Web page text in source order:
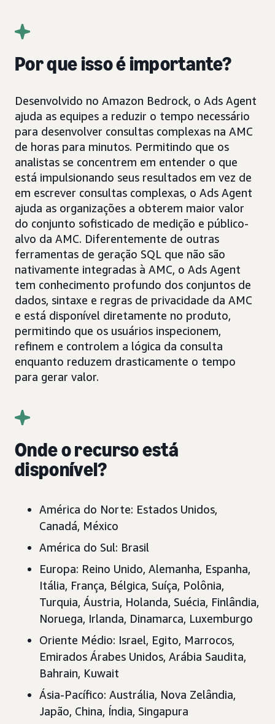
Por que isso é importante?
Desenvolvido no Amazon Bedrock, o Ads Agent
ajuda as equipes a reduzir o tempo necessário
para desenvolver consultas complexas na AMC
de horas para minutos. Permitindo que os
analistas se concentrem em entender o que
está impulsionando seus resultados em vez de
em escrever consultas complexas, o Ads Agent
ajuda as organizações a obterem maior valor
do conjunto sofisticado de medição e público-
alvo da AMC. Diferentemente de outras
ferramentas de geração SQL que não são
nativamente integradas à AMC, o Ads Agent
tem conhecimento profundo dos conjuntos de
dados, sintaxe e regras de privacidade da AMC
e está disponível diretamente no produto,
permitindo que os usuários inspecionem,
refinem e controlem a lógica da consulta
enquanto reduzem drasticamente o tempo
para gerar valor.
Onde o recurso está
disponível?
América do Norte: Estados Unidos,
Canadá, México
América do Sul: Brasil
Europa: Reino Unido, Alemanha, Espanha,
Itália, França, Bélgica, Suíça, Polônia,
Turquia, Áustria, Holanda, Suécia, Finlândia,
Noruega, Irlanda, Dinamarca, Luxemburgo
Oriente Médio: Israel, Egito, Marrocos,
Emirados Árabes Unidos, Arábia Saudita,
Bahrain, Kuwait
Ásia-Pacífico: Austrália, Nova Zelândia,
Japão, China, Índia, Singapura